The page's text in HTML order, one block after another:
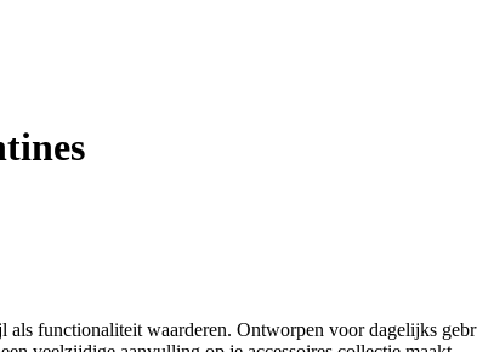
als functionaliteit waarderen. Ontworpen voor dagelijks